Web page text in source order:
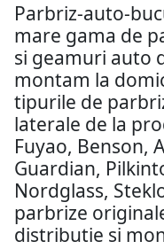
Parbriz-auto-
mare gama de
si geamuri auto
montam la
tipurile de
laterale de la
Fuyao, Benson,
Guardian,
Nordglass,
parbrize
distributie si